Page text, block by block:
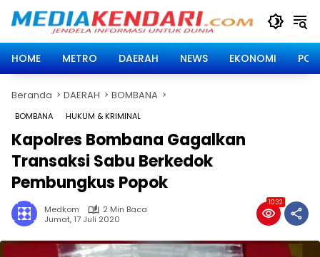
HOME
METRO DAERAH NEWS EKONOMI
Beranda DAERAH BOMBANA
BOMBANA HUKUM & KRIMINAL
Kapolres Bombana Gagalkan
Transaksi Sabu Berkedok
Pembungkus Popok
Medkom
2 Min Baca
Jumat, 17 Juli 2020
1032